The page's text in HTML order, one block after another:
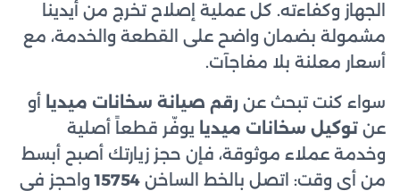
الجهاز وكفاءته. كل عملية إصلاح تخرج من أيدينا
مشمولة بضمان واضح على القطعة والخدمة، مع
أسعار معلنة بلا مفاجآت.
سواء كنت تبحث عن رقم صيانة سخانات ميديا أو
عن توكيل سخانات ميديا يوفّر قطعاً أصلية
وخدمة عملاء موثوقة، فإن حجز زيارتك أصبح أبسط
من أي وقت: اتصل بالخط الساخن 15754واحجز في